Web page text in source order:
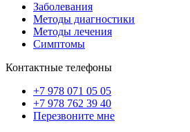
Заболевания
Методы диагностики
Методы лечения
Симптомы
Контактные телефоны
+7 978 071 05 05
+7 978 762 39 40
Перезвоните мне